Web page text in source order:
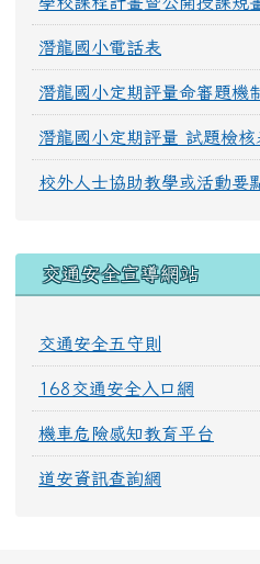
潛龍國小電話表
潛龍國小定期評量命審題機
潛龍國小定期評量 試題檢核
校外人士協助教學或活動要
交通安全宣導網站
交通安全五守則
168交通安全入口網
機車危險感知教育平台
道安資訊查詢網